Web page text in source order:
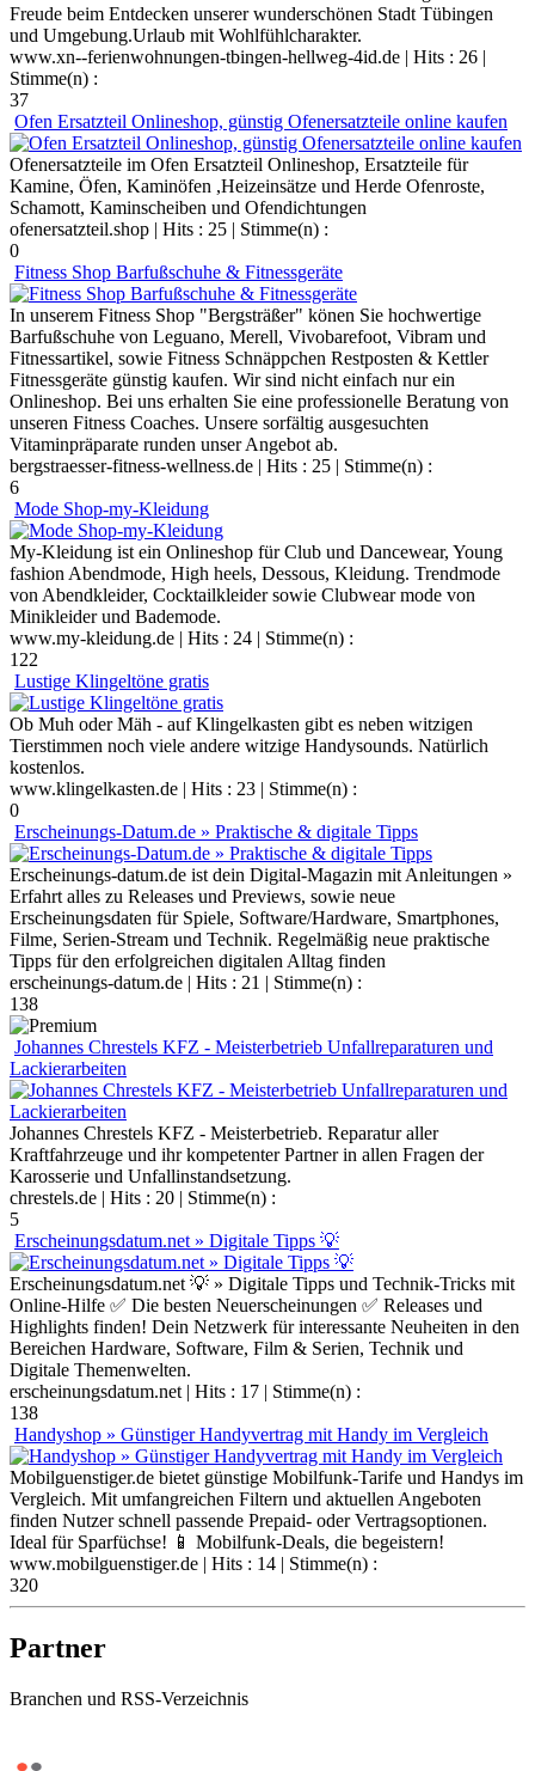
Freude beim Entdecken unserer wunderschönen Stadt Tübingen
und Umgebung.Urlaub mit Wohlfühlcharakter.
www.xn--ferienwohnungen-tbingen-hellweg-4id.de | Hits : 26 |
Stimme(n) :
37
Ofen Ersatzteil Onlineshop, günstig Ofenersatzteile online kaufen
Ofenersatzteile im Ofen Ersatzteil Onlineshop, Ersatzteile für
Kamine, Öfen, Kaminöfen ,Heizeinsätze und Herde Ofenroste,
Schamott, Kaminscheiben und Ofendichtungen
ofenersatzteil.shop | Hits : 25 | Stimme(n) :
0
Fitness Shop Barfußschuhe & Fitnessgeräte
In unserem Fitness Shop "Bergsträßer" könen Sie hochwertige
Barfußschuhe von Leguano, Merell, Vivobarefoot, Vibram und
Fitnessartikel, sowie Fitness Schnäppchen Restposten & Kettler
Fitnessgeräte günstig kaufen. Wir sind nicht einfach nur ein
Onlineshop. Bei uns erhalten Sie eine professionelle Beratung von
unseren Fitness Coaches. Unsere sorfältig ausgesuchten
Vitaminpräparate runden unser Angebot ab.
bergstraesser-fitness-wellness.de | Hits : 25 | Stimme(n) :
6
Mode Shop-my-Kleidung
My-Kleidung ist ein Onlineshop für Club und Dancewear, Young
fashion Abendmode, High heels, Dessous, Kleidung. Trendmode
von Abendkleider, Cocktailkleider sowie Clubwear mode von
Minikleider und Bademode.
www.my-kleidung.de | Hits : 24 | Stimme(n) :
122
Lustige Klingeltöne gratis
Ob Muh oder Mäh - auf Klingelkasten gibt es neben witzigen
Tierstimmen noch viele andere witzige Handysounds. Natürlich
kostenlos.
www.klingelkasten.de | Hits : 23 | Stimme(n) :
0
Erscheinungs-Datum.de » Praktische & digitale Tipps
Erscheinungs-datum.de ist dein Digital-Magazin mit Anleitungen »
Erfahrt alles zu Releases und Previews, sowie neue
Erscheinungsdaten für Spiele, Software/Hardware, Smartphones,
Filme, Serien-Stream und Technik. Regelmäßig neue praktische
Tipps für den erfolgreichen digitalen Alltag finden
erscheinungs-datum.de | Hits : 21 | Stimme(n) :
138
Johannes Chrestels KFZ - Meisterbetrieb Unfallreparaturen und
Lackierarbeiten
Johannes Chrestels KFZ - Meisterbetrieb. Reparatur aller
Kraftfahrzeuge und ihr kompetenter Partner in allen Fragen der
Karosserie und Unfallinstandsetzung.
chrestels.de | Hits : 20 | Stimme(n) :
5
Erscheinungsdatum.net » Digitale Tipps 💡
Erscheinungsdatum.net 💡 » Digitale Tipps und Technik-Tricks mit
Online-Hilfe ✅ Die besten Neuerscheinungen ✅ Releases und
Highlights finden! Dein Netzwerk für interessante Neuheiten in den
Bereichen Hardware, Software, Film & Serien, Technik und
Digitale Themenwelten.
erscheinungsdatum.net | Hits : 17 | Stimme(n) :
138
Handyshop » Günstiger Handyvertrag mit Handy im Vergleich
Mobilguenstiger.de bietet günstige Mobilfunk-Tarife und Handys im
Vergleich. Mit umfangreichen Filtern und aktuellen Angeboten
finden Nutzer schnell passende Prepaid- oder Vertragsoptionen.
Ideal für Sparfüchse! 📱 Mobilfunk-Deals, die begeistern!
www.mobilguenstiger.de | Hits : 14 | Stimme(n) :
320
Partner
Branchen und RSS-Verzeichnis